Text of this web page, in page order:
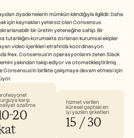
ziyade nelerin mümkün kılındığıyla ilgilidir. Daha
için kaynakları yetersiz olan Consensus
bir üretim yeteneğine sahip. Bir
tutarlılığını korumakta zorlanan kurumsal ekipler
video içerikleri etrafında koordinasyon
Rex, Consensus'ın operasyonlarını zaten Slack
yakından takip ediyor ve otomatikleştirilmiş
Consensus'ın birlikte çalışmaya devam etmesi için
karşı
azaltma
20
hizmet verilen
küresel çaptaki en
iyi yazılım şirketleri
15 / 30